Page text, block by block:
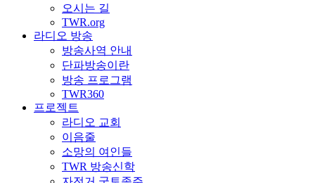
오시는 길
TWR.org
라디오 방송
방송사역 안내
단파방송이란
방송 프로그램
TWR360
프로젝트
라디오 교회
이음줄
소망의 여인들
TWR 방송신학